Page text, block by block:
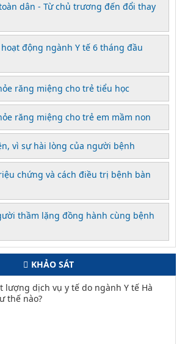
dân - Từ chủ trương đến đổi thay
hoạt động ngành Y tế 6 tháng đầu
răng miệng cho trẻ tiểu học
răng miệng cho trẻ em mầm non
vì sự hài lòng của người bệnh
chứng và cách điều trị bệnh bàn
thầm lặng đồng hành cùng bệnh
KHẢO SÁT
lượng dịch vụ y tế do ngành Y tế Hà
thế nào?